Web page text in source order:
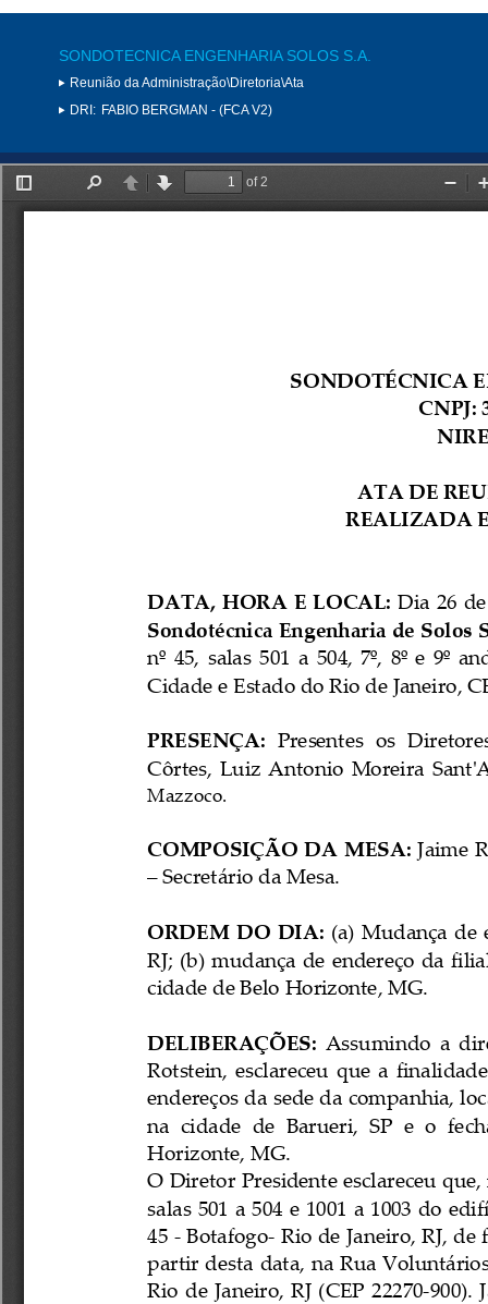
SONDOTECNICA ENGENHARIA SOLOS S.A.
Reunião da Administração\Diretoria\Ata
DRI: FABIO BERGMAN - (FCA V2)